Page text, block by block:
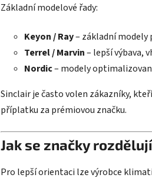
Základní modelové řady:
Keyon / Ray– základní
Terrel / Marvin– lepší výbava,
Nordic– modely
Sinclair je často volen zákazníky,
příplatku za prémiovou značku.
Jak se značky
Pro lepší orientaci lze výrobce